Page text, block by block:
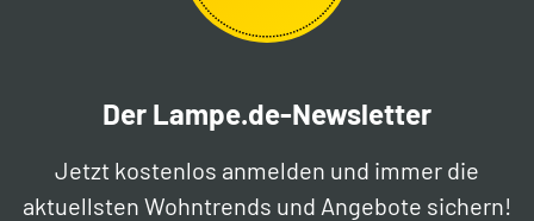
Der Lampe.de-Newsletter
Jetzt kostenlos anmelden und immer die
aktuellsten Wohntrends und Angebote sichern!